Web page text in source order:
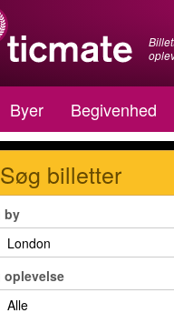
Byer Begivenhed
Søg billetter
by
oplevelse